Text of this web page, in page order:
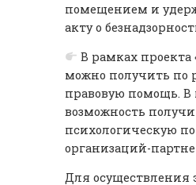
помещением и
акту о
В рамках
можно получить по
правовую помощь. В
возможность
психологическую
организаций-
Для осуществления